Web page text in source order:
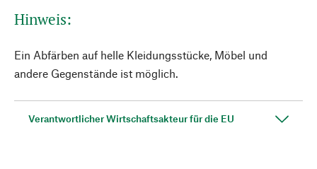
Hinweis:
Ein Abfärben auf helle Kleidungsstücke, Möbel und
andere Gegenstände ist möglich.
Verantwortlicher Wirtschaftsakteur für die EU